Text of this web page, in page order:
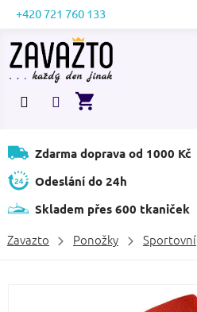
Přejít
obsah
+420 721 760 133
NÁKUPNÍ
Zdarma doprava od 1000 Kč
Odeslání do 24h
Skladem přes 600 tkaniček
Zavazto Ponožky Sportovní